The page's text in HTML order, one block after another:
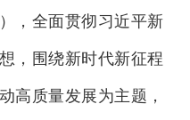
，全面贯彻习近平新
，围绕新时代新征程
高质量发展为主题，